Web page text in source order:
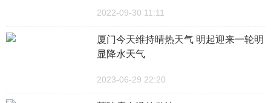
2022-09-30 11:11
厦门今天维持晴热天气 明起迎来一轮明
显降水天气
2023-06-29 22:20